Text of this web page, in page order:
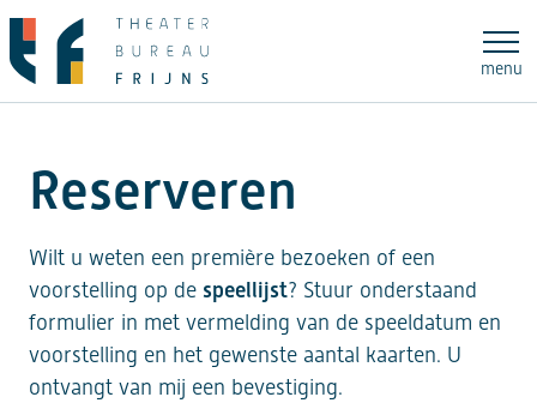
Ga
naar
de
inhoud
menu
Reserveren
Wilt u weten een première bezoeken of een
voorstelling op de speellijst? Stuur onderstaand
formulier in met vermelding van de speeldatum en
voorstelling en het gewenste aantal kaarten. U
ontvangt van mij een bevestiging.